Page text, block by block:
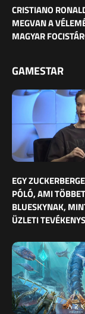
CRISTIANO
MEGVAN A
MAGYAR
GAMESTAR
EGY
PÓLÓ, AMI
BLUESKYNAK,
ÜZLETI